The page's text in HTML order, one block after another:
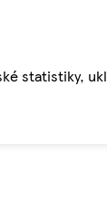
statistiky,